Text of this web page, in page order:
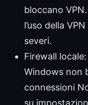
bloccano
l’uso della
severi.
Firewall
Windows non
connessioni
su